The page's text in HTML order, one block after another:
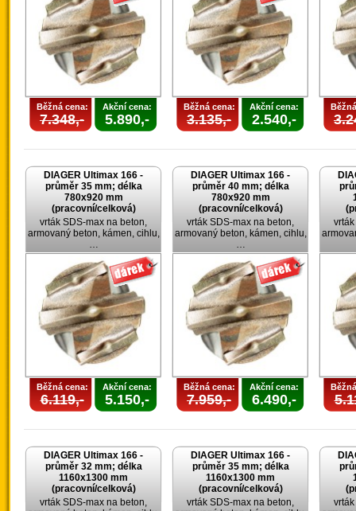
Běžná cena:
7.348,-
Akční cena:
5.890,-
Běžná cena:
3.135,-
Akční cena:
2.540,-
DIAGER Ultimax 166 -
průměr 35 mm; délka
780x920 mm
(pracovní/celková)
vrták SDS-max na beton,
armovaný beton, kámen, cihlu,
…
Běžná cena:
6.119,-
Akční cena:
5.150,-
DIAGER Ultimax 166 -
průměr 40 mm; délka
780x920 mm
(pracovní/celková)
vrták SDS-max na beton,
armovaný beton, kámen, cihlu,
…
Běžná cena:
7.959,-
Akční cena:
6.490,-
DIAGER Ultimax 166 -
průměr 32 mm; délka
1160x1300 mm
(pracovní/celková)
vrták SDS-max na beton,
DIAGER Ultimax 166 -
průměr 35 mm; délka
1160x1300 mm
(pracovní/celková)
vrták SDS-max na beton,